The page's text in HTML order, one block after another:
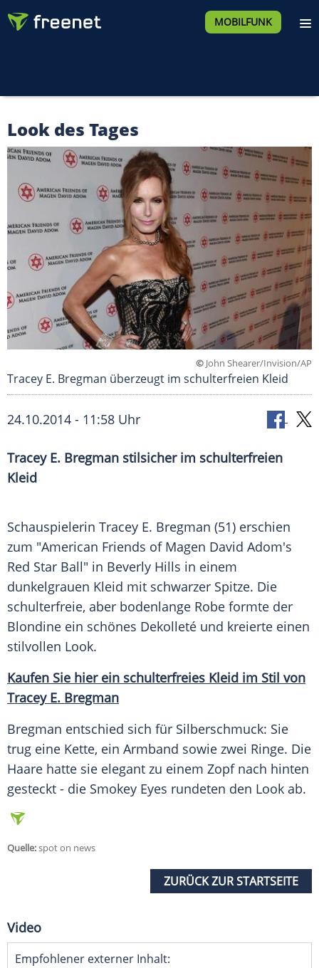
MOBILFUNK
Look des Tages
© John Shearer/Invision/AP
Tracey E. Bregman überzeugt im schulterfreien Kleid
24.10.2014 - 11:58 Uhr
Tracey E. Bregman stilsicher im schulterfreien
Kleid
Schauspielerin Tracey E. Bregman (51) erschien
zum "American Friends of Magen David Adom's
Red Star Ball" in Beverly Hills in einem
dunkelgrauen Kleid mit schwarzer Spitze. Die
schulterfreie, aber bodenlange Robe formte der
Blondine ein schönes Dekolleté und kreierte einen
stilvollen Look.
Kaufen Sie hier ein schulterfreies Kleid im Stil von
Tracey E. Bregman
Bregman entschied sich für Silberschmuck: Sie
trug eine Kette, ein Armband sowie zwei Ringe. Die
Haare hatte sie elegant zu einem Zopf nach hinten
gesteckt - die Smokey Eyes rundeten den Look ab.
Quelle:spot on news
ZURÜCK ZUR STARTSEITE
Video
Empfohlener externer Inhalt: